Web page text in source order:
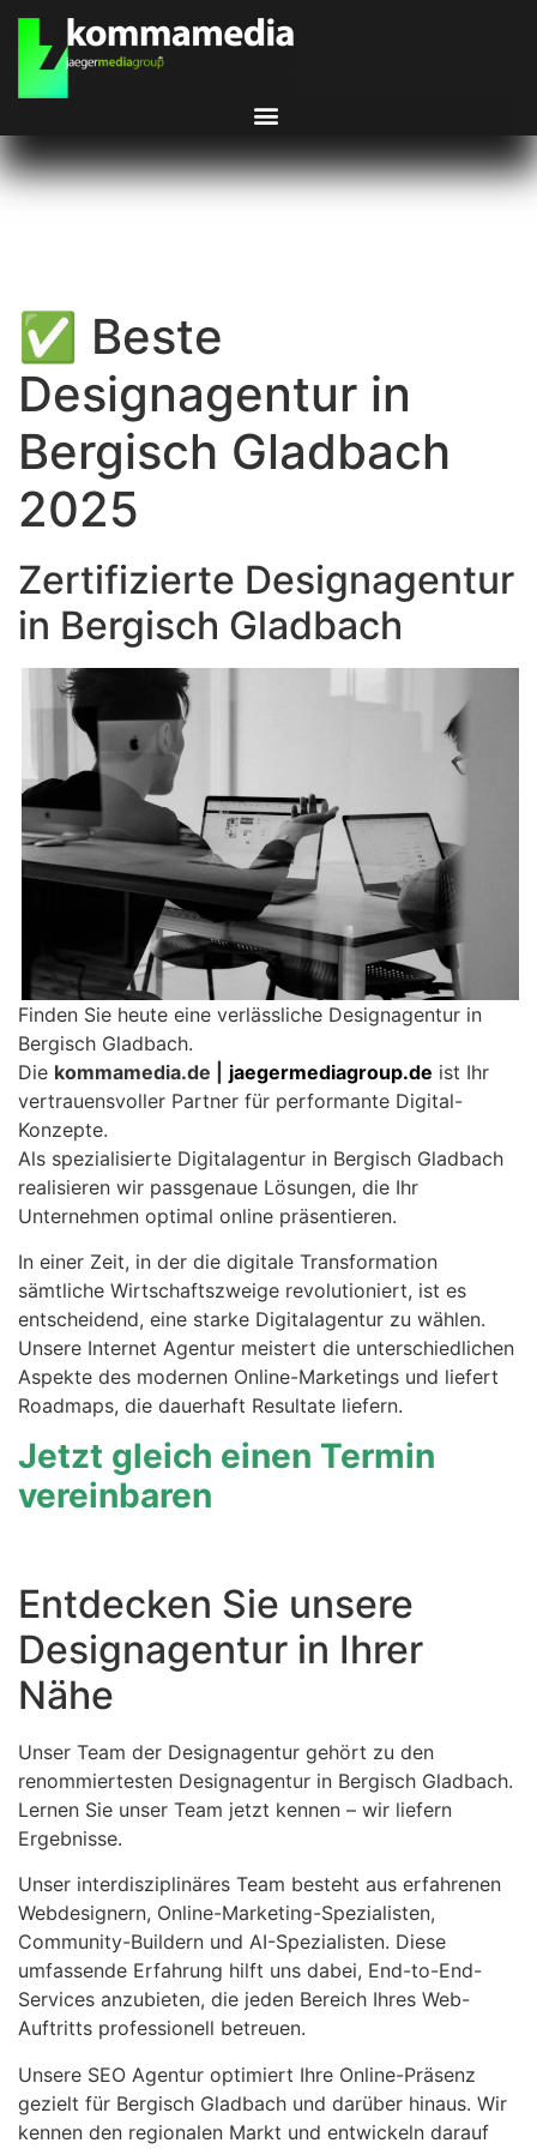
✅ Beste
Designagentur in
Bergisch Gladbach
2025
Zertifizierte Designagentur
in Bergisch Gladbach
Finden Sie heute eine verlässliche Designagentur in
Bergisch Gladbach.
Die kommamedia.de | jaegermediagroup.de ist Ihr
vertrauensvoller Partner für performante Digital-
Konzepte.
Als spezialisierte Digitalagentur in Bergisch Gladbach
realisieren wir passgenaue Lösungen, die Ihr
Unternehmen optimal online präsentieren.
In einer Zeit, in der die digitale Transformation
sämtliche Wirtschaftszweige revolutioniert, ist es
entscheidend, eine starke Digitalagentur zu wählen.
Unsere Internet Agentur meistert die unterschiedlichen
Aspekte des modernen Online-Marketings und liefert
Roadmaps, die dauerhaft Resultate liefern.
Jetzt gleich einen Termin
vereinbaren
Entdecken Sie unsere
Designagentur in Ihrer
Nähe
Unser Team der Designagentur gehört zu den
renommiertesten Designagentur in Bergisch Gladbach.
Lernen Sie unser Team jetzt kennen – wir liefern
Ergebnisse.
Unser interdisziplinäres Team besteht aus erfahrenen
Webdesignern, Online-Marketing-Spezialisten,
Community-Buildern und AI-Spezialisten. Diese
umfassende Erfahrung hilft uns dabei, End-to-End-
Services anzubieten, die jeden Bereich Ihres Web-
Auftritts professionell betreuen.
Unsere SEO Agentur optimiert Ihre Online-Präsenz
gezielt für Bergisch Gladbach und darüber hinaus. Wir
kennen den regionalen Markt und entwickeln darauf